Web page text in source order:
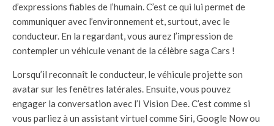
d’expressions fiables de l’humain. C’est ce qui lui permet de
communiquer avec l’environnement et, surtout, avec le
conducteur. En la regardant, vous aurez l’impression de
contempler un véhicule venant de la célèbre saga Cars !
Lorsqu’il reconnaît le conducteur, le véhicule projette son
avatar sur les fenêtres latérales. Ensuite, vous pouvez
engager la conversation avec l’I Vision Dee. C’est comme si
vous parliez à un assistant virtuel comme Siri, Google Now ou